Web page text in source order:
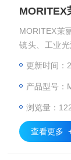
MORITEX
MORITEX茉
镜头、工业
镜头、双远心
更新时间：
产品型号：
浏览量：
查看更多